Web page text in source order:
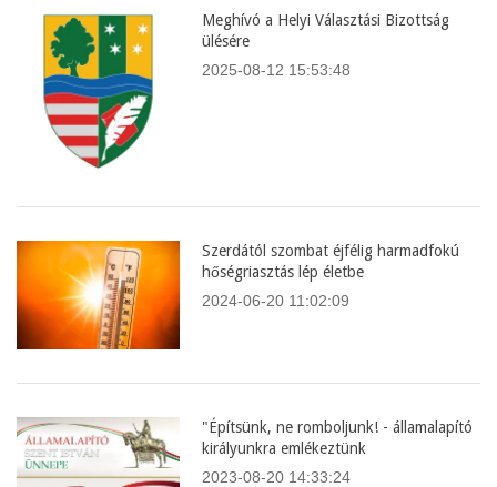
Meghívó a Helyi Választási Bizottság
ülésére
2025-08-12 15:53:48
Szerdától szombat éjfélig harmadfokú
hőségriasztás lép életbe
2024-06-20 11:02:09
"Építsünk, ne romboljunk! - államalapító
királyunkra emlékeztünk
2023-08-20 14:33:24